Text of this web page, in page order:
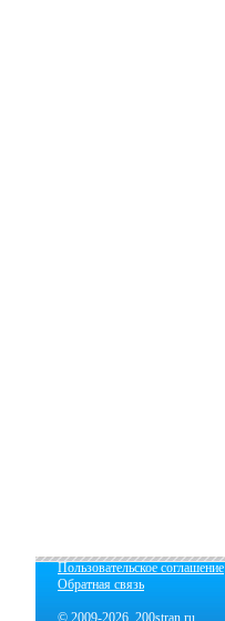
Пользовательское соглашение
Обратная связь
© 2009-2026 200stran.ru